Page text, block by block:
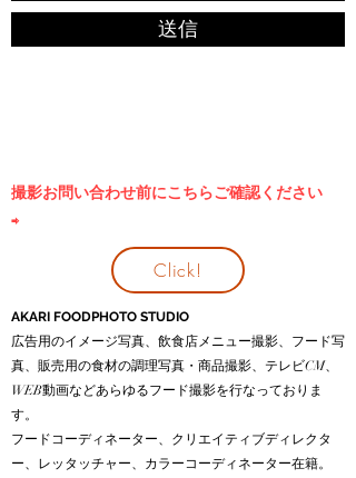
送信
​撮影お問い合わせ前にこちらご確認ください
⇨
Click!
AKARI FOODPHOTO STUDIO
広告用のイメージ写真、飲食店メニュー撮影、フード写
真、販売用の食材の調理写真・商品撮影、テレビCM、
WEB動画などあらゆるフード撮影を行なっておりま
す。
フードコーディネーター、クリエイティブディレクタ
ー、レッタッチャー、カラーコーディネーター在籍。